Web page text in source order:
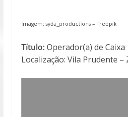
Imagem: syda_productions – Freepik
Título:Operador(a) de Caixa
Localização: Vila Prudente –